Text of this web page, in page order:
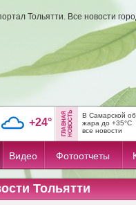
Тольятти. Все новости
+24°
В Самарской
жара до +35°C
все новости
Видео Фотоотчеты
Тольятти